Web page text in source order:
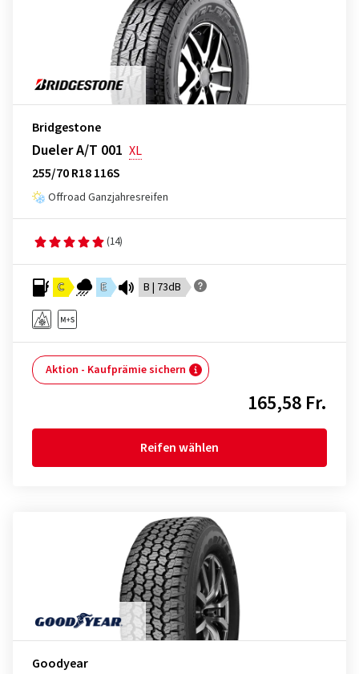
Bridgestone
Dueler A/T 001 XL
255/70 R18 116S
Offroad Ganzjahresreifen
(14)
C E B | 73dB
Aktion - Kaufprämie sichern
165,58 Fr.
Reifen wählen
Goodyear